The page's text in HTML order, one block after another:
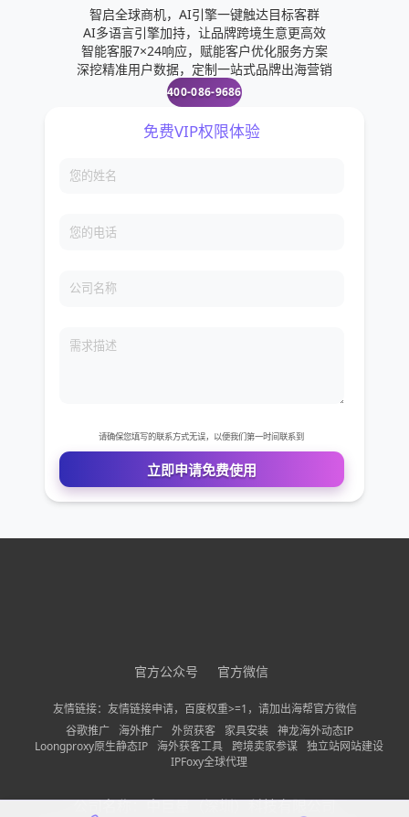
智启全球商机，AI引擎一键触达目标客群
AI多语言引擎加持，让品牌跨境生意更高效
智能客服7×24响应，赋能客户优化服务方案
深挖精准用户数据，定制一站式品牌出海营销
400-086-9686
公司名称
官方公众号 官方微信
友情链接：友情链接申请，百度权重>=1，请加出海帮官方微信
谷歌推广
海外推广 外贸获客 家具安装
神龙海外动态IP
Loongproxy原生静态IP 海外获客工具 跨境卖家参谋 独立站网站建设
IPFoxy全球代理
公司名称：中巨量（深圳）科技有限公司